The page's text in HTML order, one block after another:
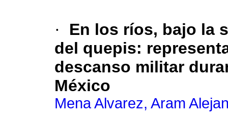
·
En los ríos, bajo la
del quepis:
descanso militar
México
Mena Alvarez, Aram